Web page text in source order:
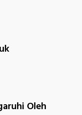
Oleh